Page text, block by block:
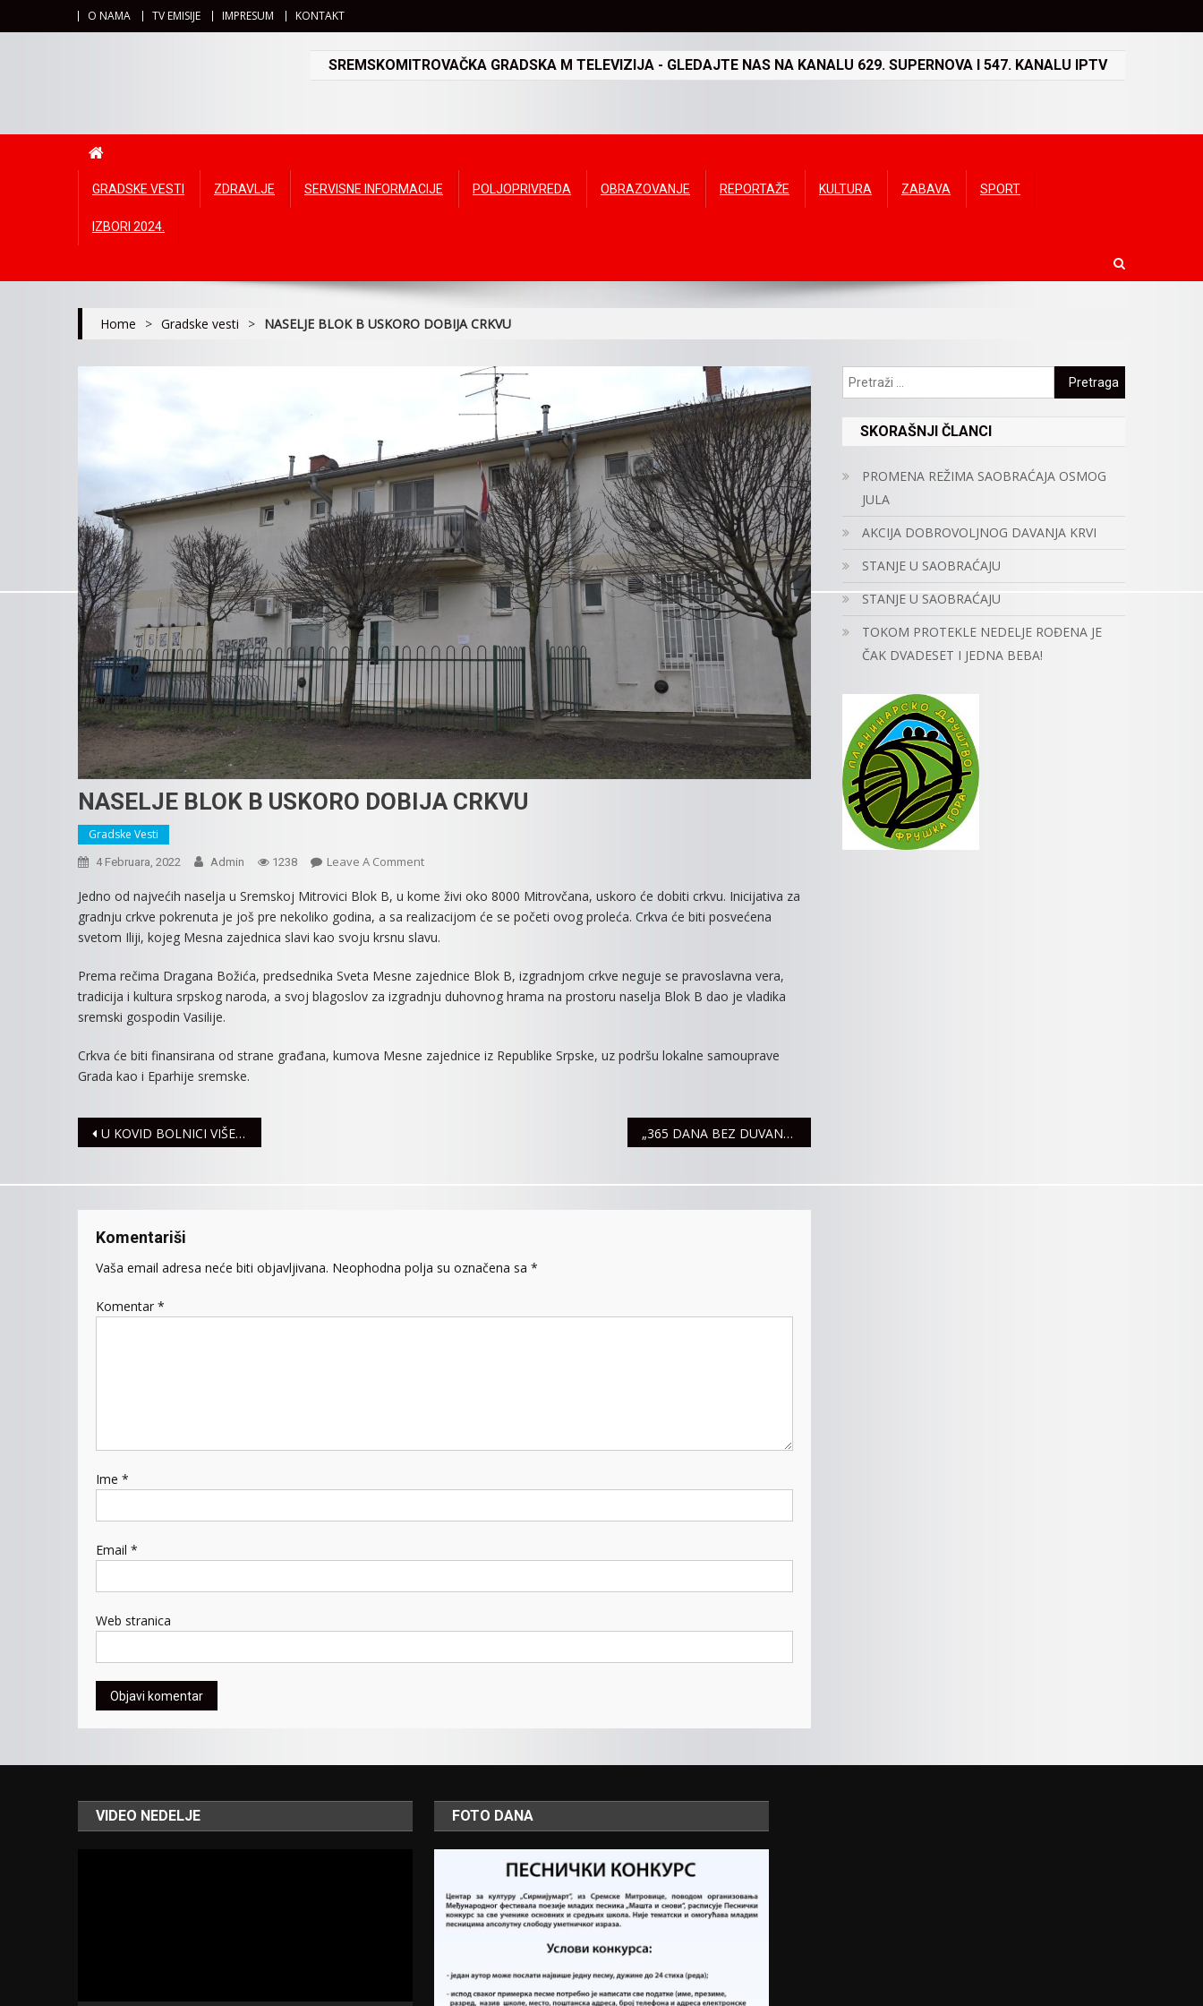
O NAMA TV EMISIJE IMPRESUM KONTAKT
SREMSKOMITROVAČKA GRADSKA M TELEVIZIJA - GLEDAJTE NAS NA KANALU 629. SUPERNOVA I 547. KANALU IPTV
GRADSKE VESTI ZDRAVLJE SERVISNE INFORMACIJE POLJOPRIVREDA OBRAZOVANJE REPORTAŽE KULTURA ZABAVA SPORT
IZBORI 2024.
Home > Gradske vesti > NASELJE BLOK B USKORO DOBIJA CRKVU
NASELJE BLOK B USKORO DOBIJA CRKVU
Gradske Vesti
4 Februara, 2022 Admin 1238 Leave A CommentOn
BLOK
B
USKORO
CRKVU
Jedno od najvećih naselja u Sremskoj Mitrovici Blok B, u kome živi oko 8000 Mitrovčana, uskoro će dobiti crkvu. Inicijativa za
gradnju crkve pokrenuta je još pre nekoliko godina, a sa realizacijom će se početi ovog proleća. Crkva će biti posvećena
svetom Iliji, kojeg Mesna zajednica slavi kao svoju krsnu slavu.
Prema rečima Dragana Božića, predsednika Sveta Mesne zajednice Blok B, izgradnjom crkve neguje se pravoslavna vera,
tradicija i kultura srpskog naroda, a svoj blagoslov za izgradnju duhovnog hrama na prostoru naselja Blok B dao je vladika
sremski gospodin Vasilije.
Crkva će biti finansirana od strane građana, kumova Mesne zajednice iz Republike Srpske, uz podršu lokalne samouprave
Grada kao i Eparhije sremske.
Navigacija
U KOVID BOLNICI VIŠE OD 100 PACIJENATA „365 DANA BEZ DUVANA“ OVOGODIŠNJA KAMPANJA NACIONALNOG DANA BEZ DUVANA
Komentariši
Vaša email adresa neće biti objavljivana. Neophodna polja su označena sa *
Komentar *
Ime *
Email *
Web stranica
Pretraga:
SKORAŠNJI ČLANCI
PROMENA REŽIMA SAOBRAĆAJA OSMOG
JULA
AKCIJA DOBROVOLJNOG DAVANJA KRVI
STANJE U SAOBRAĆAJU
STANJE U SAOBRAĆAJU
TOKOM PROTEKLE NEDELJE ROĐENA JE
ČAK DVADESET I JEDNA BEBA!
VIDEO NEDELJE FOTO DANA